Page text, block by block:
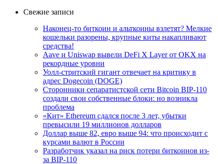
Свежие записи
Наконец-то биткоин и альткоины взлетят? Мелкие
кошельки разорены, крупные киты накапливают
средства!
Aave и Uniswap вывели DeFi X Layer от OKX на
рекордные уровни
Уолл-стритский гигант отвечает на критику в
адрес Dogecoin (DOGE)
Сторонники сепаратистской сети Bitcoin BIP-110
создали свои собственные блоки: но возникла
проблема
«Кит» Ethereum сдался после 3 лет, убытки
превысили 19 миллионов долларов
Доллар выше 82, евро выше 94: что происходит с
курсами валют в России
Разработчик указал на риск потери биткоинов из-
за BIP-110